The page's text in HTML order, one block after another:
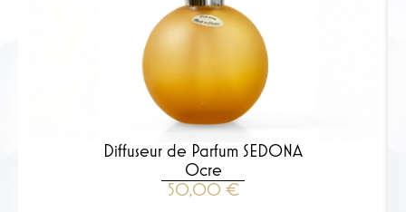
Diffuseur de Parfum SEDONA
Ocre
50,00 €